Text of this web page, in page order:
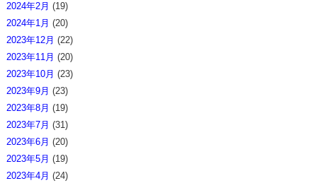
2024年2月 (19)
2024年1月 (20)
2023年12月 (22)
2023年11月 (20)
2023年10月 (23)
2023年9月 (23)
2023年8月 (19)
2023年7月 (31)
2023年6月 (20)
2023年5月 (19)
2023年4月 (24)